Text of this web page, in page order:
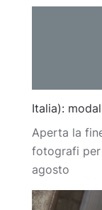
Italia):
Aperta la
fotografi per
agosto